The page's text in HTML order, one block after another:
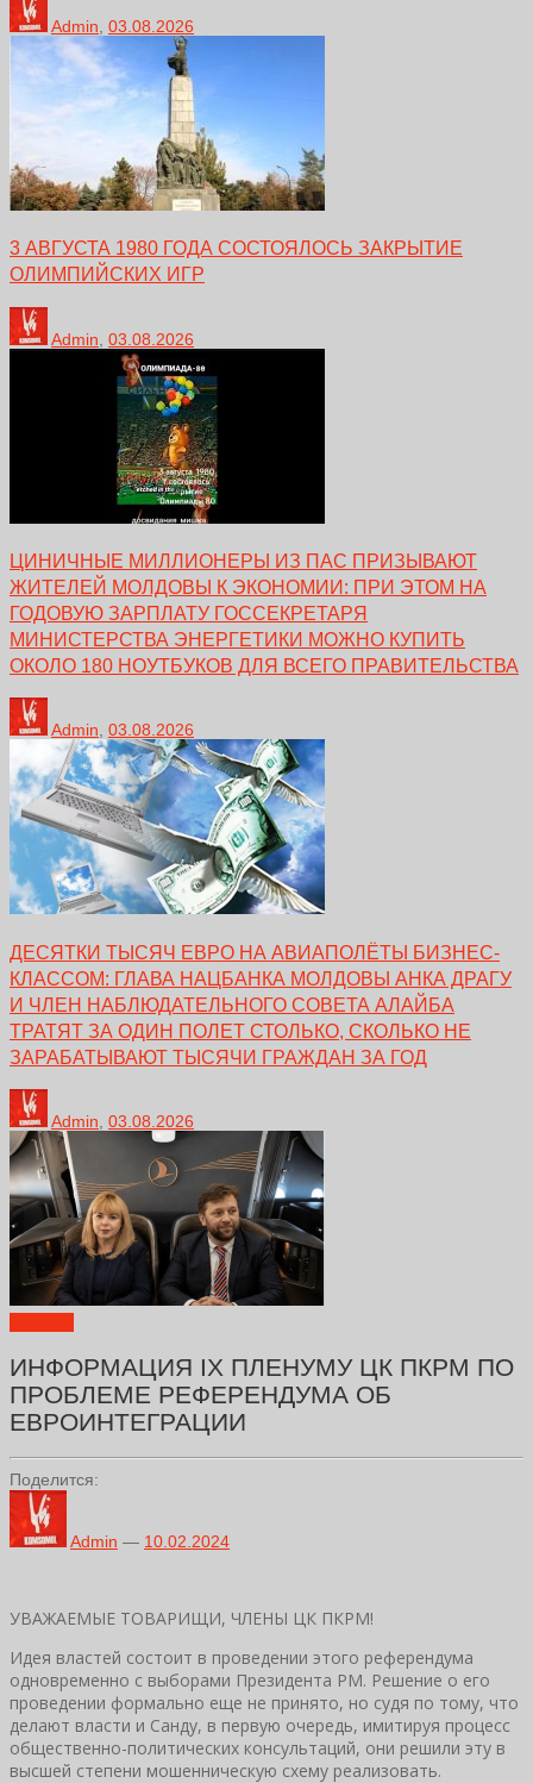
Admin 03.08.2026
3 АВГУСТА 1980 ГОДА СОСТОЯЛОСЬ ЗАКРЫТИЕ
ОЛИМПИЙСКИХ ИГР
Admin 03.08.2026
ЦИНИЧНЫЕ МИЛЛИОНЕРЫ ИЗ ПАС ПРИЗЫВАЮТ
ЖИТЕЛЕЙ МОЛДОВЫ К ЭКОНОМИИ: ПРИ ЭТОМ НА
ГОДОВУЮ ЗАРПЛАТУ ГОССЕКРЕТАРЯ
МИНИСТЕРСТВА ЭНЕРГЕТИКИ МОЖНО КУПИТЬ
ОКОЛО 180 НОУТБУКОВ ДЛЯ ВСЕГО ПРАВИТЕЛЬСТВА
Admin, 03.08.2026
ДЕСЯТКИ ТЫСЯЧ ЕВРО НА АВИАПОЛЁТЫ БИЗНЕС-
КЛАССОМ: ГЛАВА НАЦБАНКА МОЛДОВЫ АНКА ДРАГУ
И ЧЛЕН НАБЛЮДАТЕЛЬНОГО СОВЕТА АЛАЙБА
ТРАТЯТ ЗА ОДИН ПОЛЕТ СТОЛЬКО, СКОЛЬКО НЕ
ЗАРАБАТЫВАЮТ ТЫСЯЧИ ГРАЖДАН ЗА ГОД
Admin 03.08.2026
ИНФОРМАЦИЯ IX ПЛЕНУМУ ЦК ПКРМ ПО
ПРОБЛЕМЕ РЕФЕРЕНДУМА ОБ
ЕВРОИНТЕГРАЦИИ
Поделится:
Admin — 10.02.2024
УВАЖАЕМЫЕ ТОВАРИЩИ, ЧЛЕНЫ ЦК ПКРМ!
Идея властей состоит в проведении этого референдума
одновременно с выборами Президента РМ. Решение о его
проведении формально еще не принято, но судя по тому, что
делают власти и Санду, в первую очередь, имитируя процесс
общественно-политических консультаций, они решили эту в
высшей степени мошенническую схему реализовать.